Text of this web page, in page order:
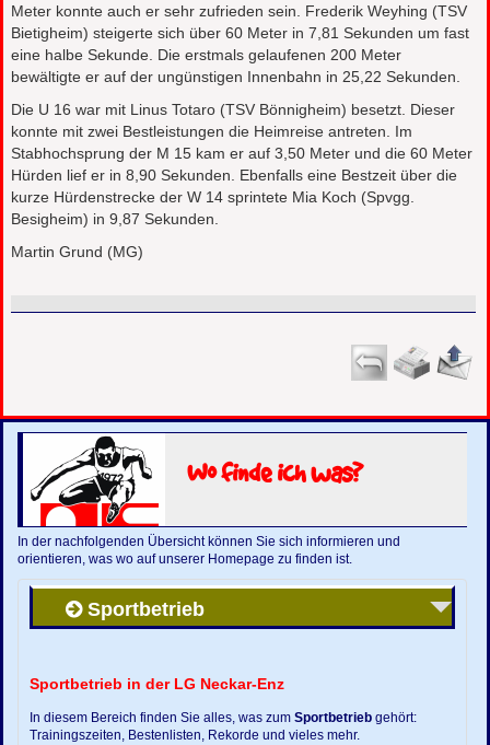
Meter konnte auch er sehr zufrieden sein. Frederik Weyhing (TSV
Bietigheim) steigerte sich über 60 Meter in 7,81 Sekunden um fast
eine halbe Sekunde. Die erstmals gelaufenen 200 Meter
bewältigte er auf der ungünstigen Innenbahn in 25,22 Sekunden.
Die U 16 war mit Linus Totaro (TSV Bönnigheim) besetzt. Dieser
konnte mit zwei Bestleistungen die Heimreise antreten. Im
Stabhochsprung der M 15 kam er auf 3,50 Meter und die 60 Meter
Hürden lief er in 8,90 Sekunden. Ebenfalls eine Bestzeit über die
kurze Hürdenstrecke der W 14 sprintete Mia Koch (Spvgg.
Besigheim) in 9,87 Sekunden.
Martin Grund (MG)
Wo finde ich was?
In der nachfolgenden Übersicht können Sie sich informieren und
orientieren, was wo auf unserer Homepage zu finden ist.
Sportbetrieb
Sportbetrieb in der LG Neckar-Enz
In diesem Bereich finden Sie alles, was zumSportbetrieb gehört:
Trainingszeiten, Bestenlisten, Rekorde und vieles mehr.